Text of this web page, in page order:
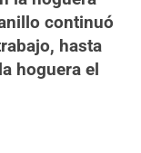
continuó
hasta
hoguera el